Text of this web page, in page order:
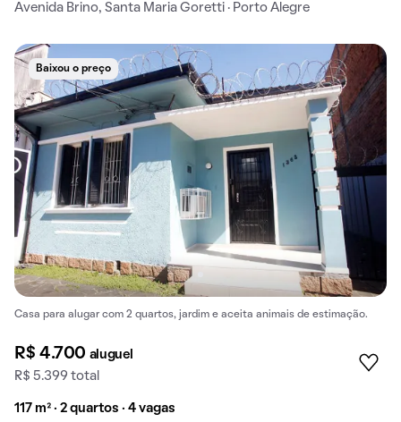
Avenida Brino, Santa Maria Goretti · Porto Alegre
Baixou o preço
Casa para alugar com 2 quartos, jardim e aceita animais de estimação.
R$ 4.700 aluguel
R$ 5.399 total
117 m² · 2 quartos · 4 vagas